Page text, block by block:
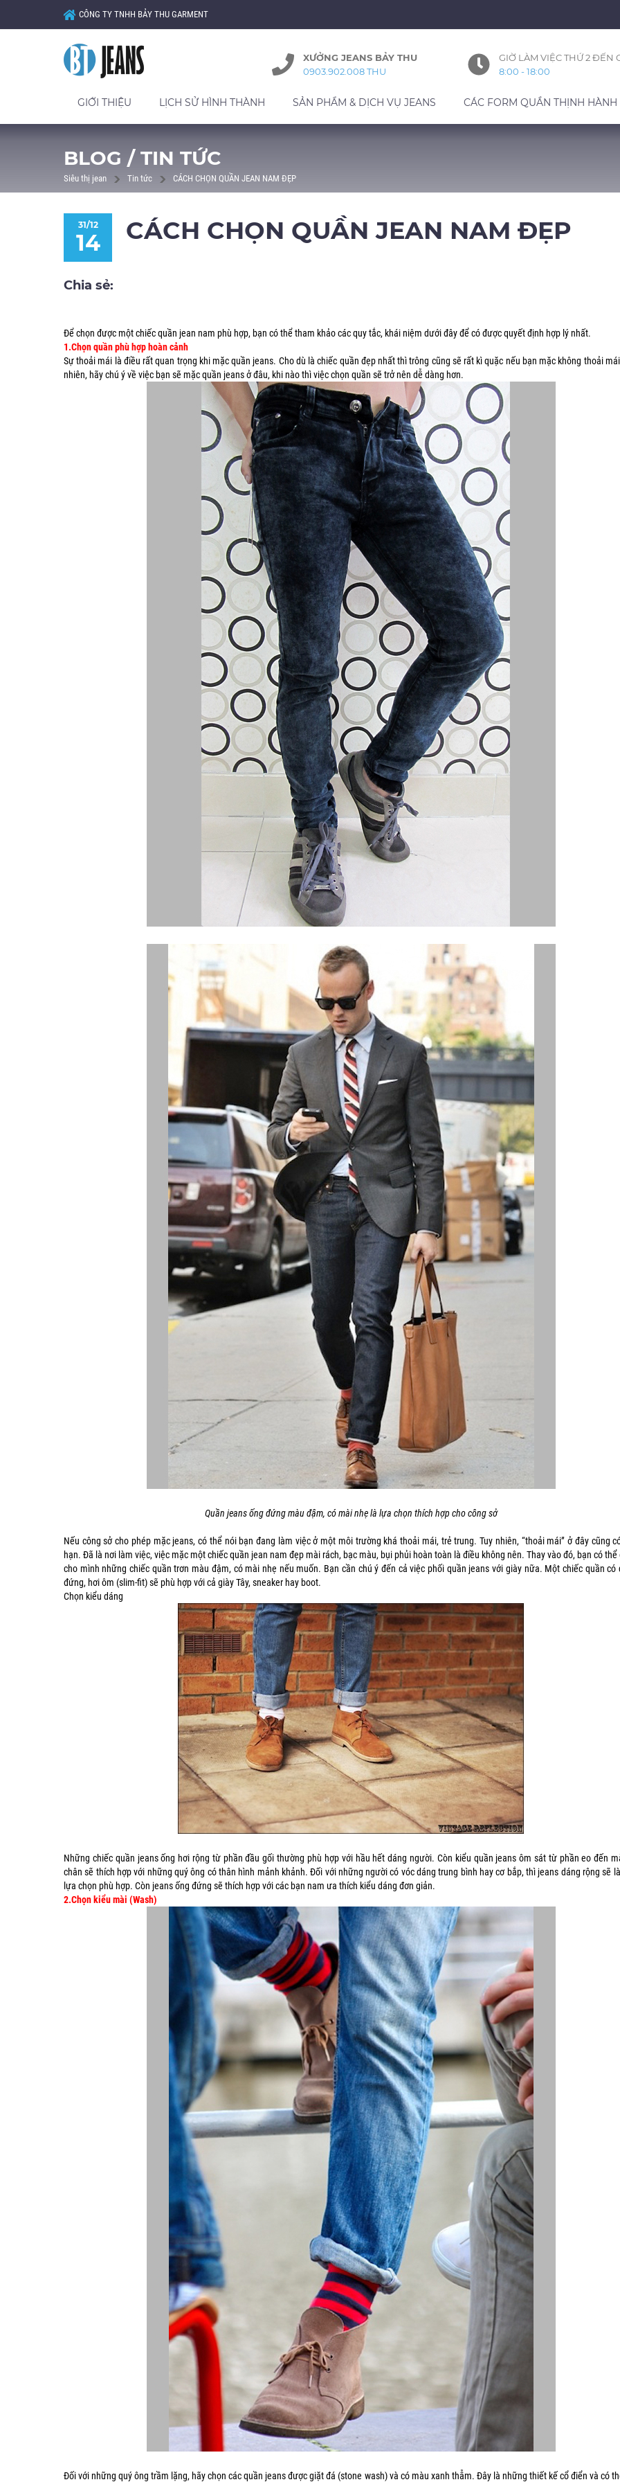
CÔNG TY TNHH BẢY THU GARMENT
XƯỞNG JEANS BẢY THU
0903.902.008 THU
GIỜ LÀM VIỆC THỨ 2 ĐẾN
8:00 - 18:00
GIỚI THIỆU LỊCH SỬ HÌNH THÀNH SẢN PHẨM & DỊCH VỤ JEANS CÁC FORM QUẦN THỊNH HÀNH
BLOG / TIN TỨC
Siêu thị jean Tin tức CÁCH CHỌN QUẦN JEAN NAM ĐẸP
31/12
14 CÁCH CHỌN QUẦN JEAN NAM ĐẸP
Chia sẻ:
Để chọn được một chiếc quần jean nam phù hợp, bạn có thể tham khảo các quy tắc, khái niệm dưới đây để có được quyết định hợp lý nhất.
1.Chọn quần phù hợp hoàn cảnh
Sự thoải mái là điều rất quan trọng khi mặc quần jeans. Cho dù là chiếc quần đẹp nhất thì trông cũng sẽ rất kì quặc nếu bạn mặc không thoải
nhiên, hãy chú ý về việc bạn sẽ mặc quần jeans ở đâu, khi nào thì việc chọn quần sẽ trở nên dễ dàng hơn.
Quần jeans ống đứng màu đậm, có mài nhẹ là lựa chọn thích hợp cho công sở
Nếu công sở cho phép mặc jeans, có thể nói bạn đang làm việc ở một môi trường khá thoải mái, trẻ trung. Tuy nhiên, “thoải mái” ở đây cũng
hạn. Đã là nơi làm việc, việc mặc một chiếc quần jean nam đẹp mài rách, bạc màu, bụi phủi hoàn toàn là điều không nên. Thay vào đó, bạn có thể
cho mình những chiếc quần trơn màu đậm, có mài nhẹ nếu muốn. Bạn cần chú ý đến cả việc phối quần jeans với giày nữa. Một chiếc quần có
đứng, hơi ôm (slim-fit) sẽ phù hợp với cả giày Tây, sneaker hay boot.
Chọn kiểu dáng
Những chiếc quần jeans ống hơi rộng từ phần đầu gối thường phù hợp với hầu hết dáng người. Còn kiểu quần jeans ôm sát từ phần eo đến
chân sẽ thích hợp với những quý ông có thân hình mảnh khảnh. Đối với những người có vóc dáng trung bình hay cơ bắp, thì jeans dáng rộng sẽ
lựa chọn phù hợp. Còn jeans ống đứng sẽ thích hợp với các bạn nam ưa thích kiểu dáng đơn giản.
2.Chọn kiểu mài (Wash)
Đối với những quý ông trầm lặng, hãy chọn các quần jeans được giặt đá (stone wash) và có màu xanh thẫm. Đây là những thiết kế cổ điển và có